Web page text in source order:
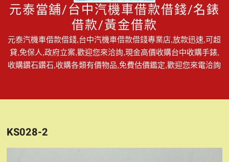
元泰當舖/台中汽機車借款借錢/名錶
借款/黃金借款
元泰汽機車借款借錢,台中汽機車借款借錢專業店,放款迅速,可超
貸,免保人,政府立案,歡迎您來洽詢,現金高價收購台中收購手錶,
收購鑽石鑽石,收購各類有價物品,免費估價鑑定,歡迎您來電洽詢
KS028-2